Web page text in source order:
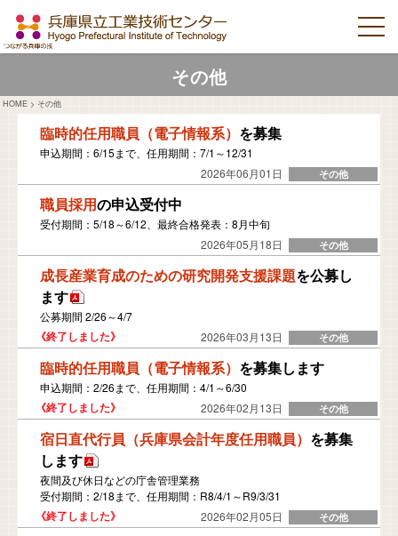
その他
HOME > その他
2026年06月01日
臨時的任用職員（電子情報系） を募集
申込期間：6/15まで、任用期間：7/1～12/31
2026年05月18日
職員採用の申込受付中
受付期間：5/18～6/12、最終合格発表：8月中旬
2026年03月13日
成長産業育成のための研究開発支援課題を公募し
ます
公募期間 2/26～4/7
2026年02月13日
臨時的任用職員（電子情報系） を募集します
申込期間：2/26まで、任用期間：4/1～6/30
2026年02月05日
宿日直代行員（兵庫県会計年度任用職員） を募集
します
夜間及び休日などの庁舎管理業務
受付期間：2/18まで、任用期間：R8/4/1～R9/3/31